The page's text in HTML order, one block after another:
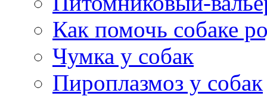
Как помочь собаке
Чумка у собак
Пироплазмоз у собак